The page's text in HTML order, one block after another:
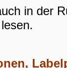
in der